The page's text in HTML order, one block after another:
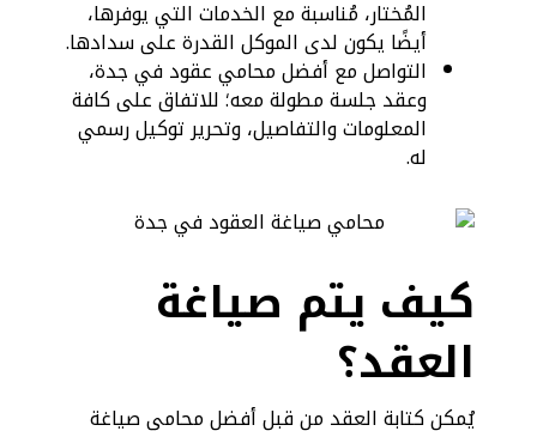
المُختار، مُناسبة مع الخدمات التي يوفرها،
أيضًا يكون لدى الموكل القدرة على سدادها.
التواصل مع أفضل محامي عقود في جدة،
وعقد جلسة مطولة معه؛ للاتفاق على كافة
المعلومات والتفاصيل، وتحرير توكيل رسمي
له.
كيف يتم صياغة
العقد؟
يُمكن كتابة العقد من قبل أفضل محامي صياغة